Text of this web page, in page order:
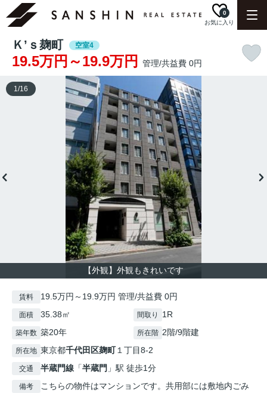
お気に入り
0
Ｋ’ｓ麹町 空室4
19.5万円～19.9万円 管理/共益費 0円
【外観】外観もきれいです
1/16
賃料 19.5万円～19.9万円 管理/共益費 0円
面積 35.38㎡ 間取り 1R
築年数 築20年 所在階 2階/9階建
所在地 東京都千代田区麹町１丁目8-2
交通 半蔵門線 「半蔵門 」駅 徒歩1分
備考
こちらの物件はマンションです。共用部には敷地内ごみ